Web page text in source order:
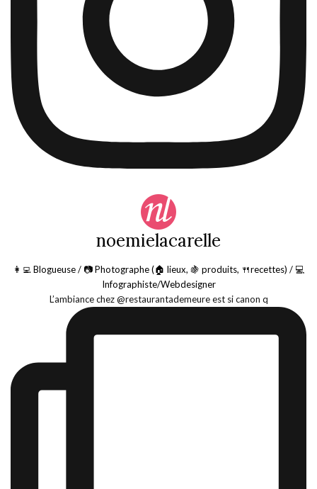
noemielacarelle
👩‍💻 Blogueuse / 📷 Photographe (🏠 lieux, 🍇 produits, 🍴recettes) / 💻
Infographiste/Webdesigner
L’ambiance chez @restaurantademeure est si canon q